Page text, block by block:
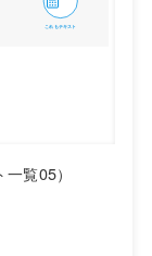
覧05）